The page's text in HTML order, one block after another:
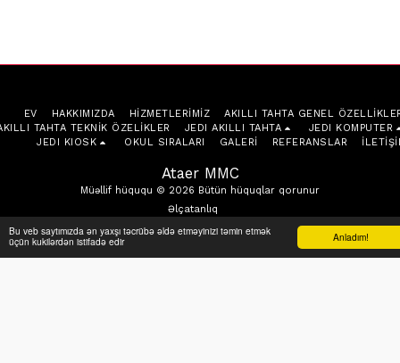
Anladım!
Bu veb saytımızda ən yaxşı təcrübə əldə etməyinizi təmin etmək
üçün kukilərdən istifadə edir
Ataer MMC
Müəllif hüququ © 2026 Bütün hüquqlar qorunur
Əlçatanlıq
Powered bySITE123-Website builder
EV HAKKIMIZDA HIZMETLERIMIZ
AKILLI TAHTA GENEL
TAHTA TEKNIK ÖZELIKLER
JEDI AKILLI TAHTA
JEDI KOMPUTER
JEDI KIOSK
OKUL SIRALARI GALERI REFERANSLAR